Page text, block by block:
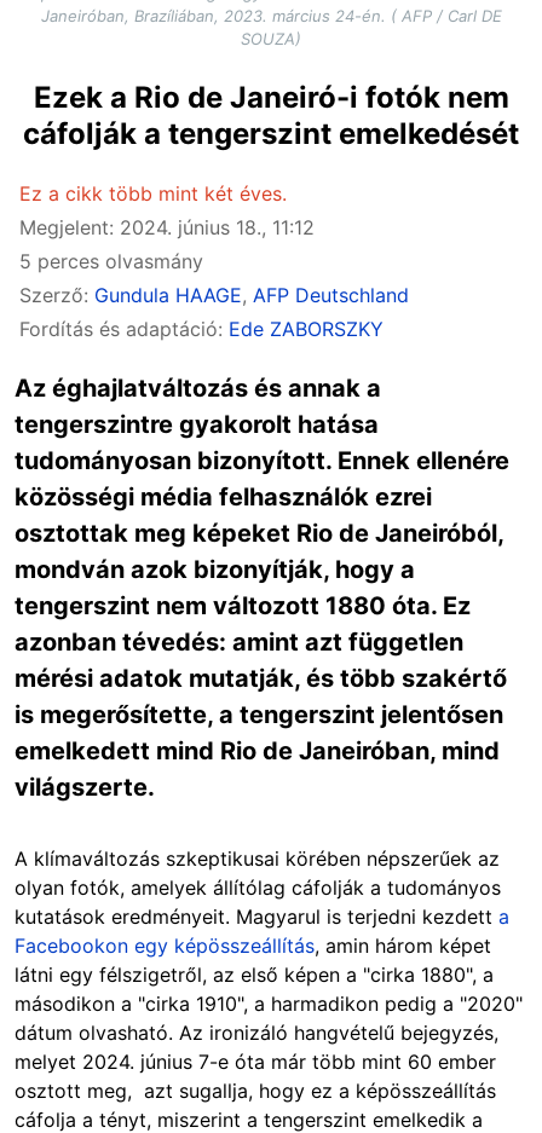
Janeiróban, Brazíliában, 2023. március 24-én. ( AFP / Carl DE
SOUZA)
Ezek a Rio de Janeiró-i fotók nem
cáfolják a tengerszint emelkedését
Ez a cikk több mint két éves.
Megjelent: 2024. június 18., 11:12
5 perces olvasmány
Szerző: Gundula HAAGE, AFP Deutschland
Fordítás és adaptáció: Ede ZABORSZKY
Az éghajlatváltozás és annak a
tengerszintre gyakorolt hatása
tudományosan bizonyított. Ennek ellenére
közösségi média felhasználók ezrei
osztottak meg képeket Rio de Janeiróból,
mondván azok bizonyítják, hogy a
tengerszint nem változott 1880 óta. Ez
azonban tévedés: amint azt független
mérési adatok mutatják, és több szakértő
is megerősítette, a tengerszint jelentősen
emelkedett mind Rio de Janeiróban, mind
világszerte.
A klímaváltozás szkeptikusai körében népszerűek az
olyan fotók, amelyek állítólag cáfolják a tudományos
kutatások eredményeit. Magyarul is terjedni kezdett a
Facebookon egy képösszeállítás, amin három képet
látni egy félszigetről, az első képen a "cirka 1880", a
másodikon a "cirka 1910", a harmadikon pedig a "2020"
dátum olvasható. Az ironizáló hangvételű bejegyzés,
melyet 2024. június 7-e óta már több mint 60 ember
osztott meg, azt sugallja, hogy ez a képösszeállítás
cáfolja a tényt, miszerint a tengerszint emelkedik a